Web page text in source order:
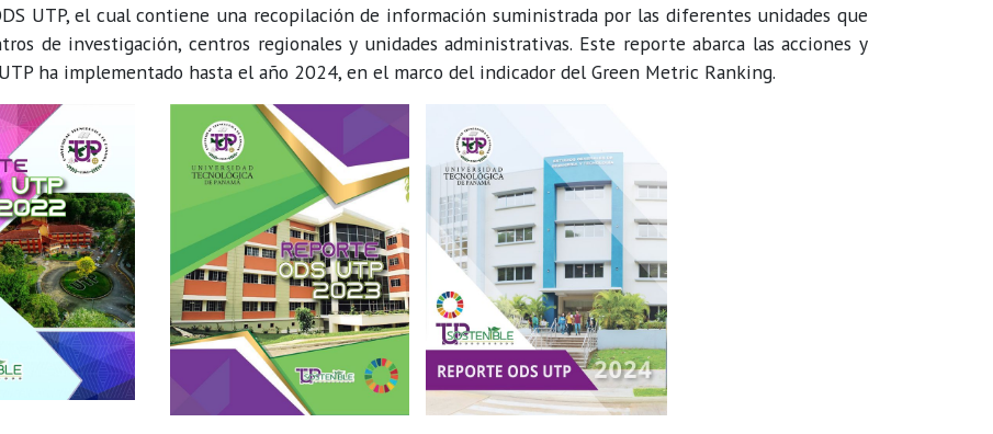
UTP, el cual contiene una recopilación de información suministrada por las diferentes unidades que
de investigación, centros regionales y unidades administrativas. Este reporte abarca las acciones y
ha implementado hasta el año 2024, en el marco del indicador del Green Metric Ranking.